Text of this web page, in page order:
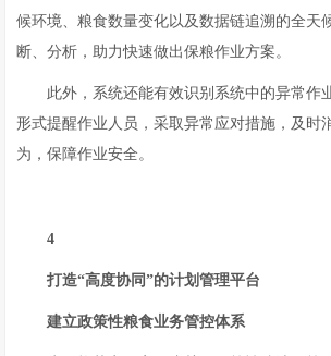
候环境、粮食数量变化以及数据链追溯的全天
断、分析，助力快速做出保粮作业方案。
此外，系统还能有效识别系统中的异常作
形式提醒作业人员，采取异常应对措施，及时
为，保障作业安全。
4
打造“高度协同”的计划管理平台
建立政策性粮食业务管控体系